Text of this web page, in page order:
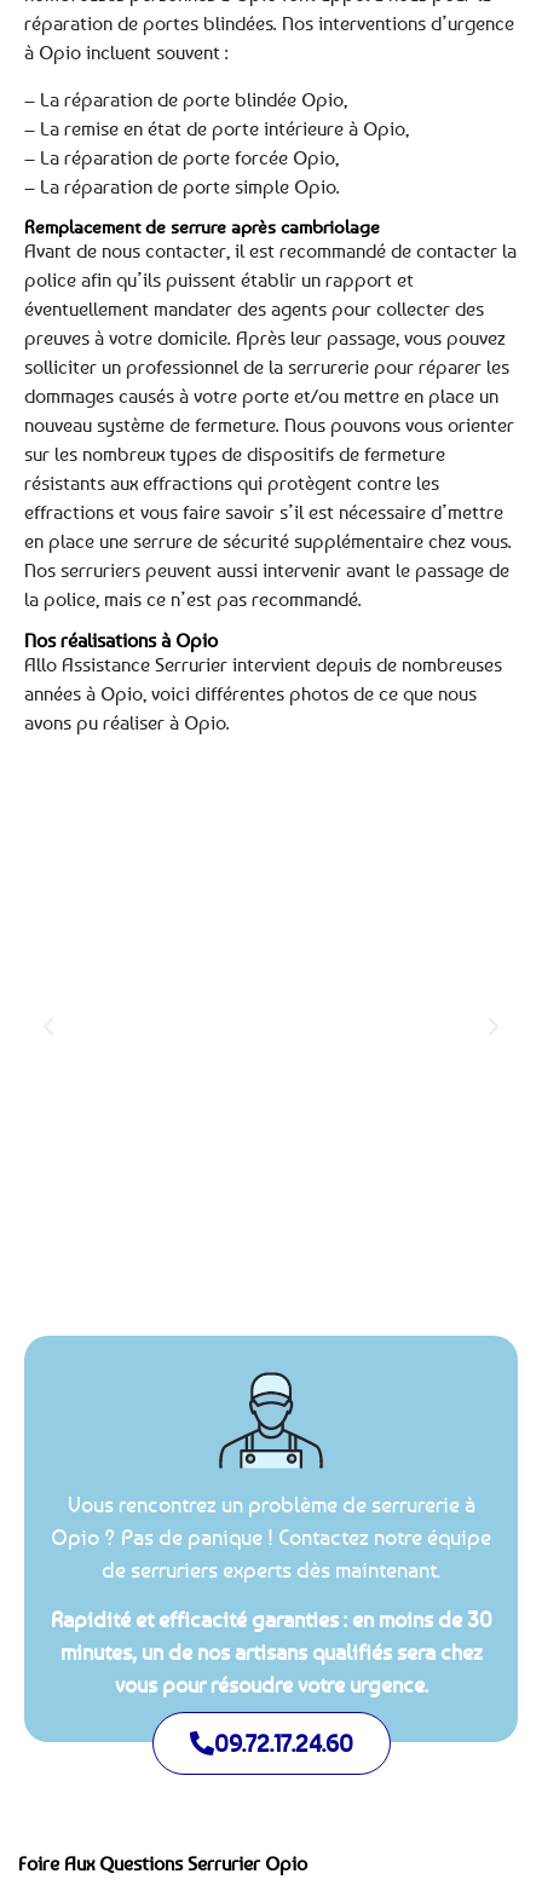
réparation de portes blindées. Nos interventions d’urgence
à Opio incluent souvent :
– La réparation de porte blindée Opio,
– La remise en état de porte intérieure à Opio,
– La réparation de porte forcée Opio,
– La réparation de porte simple Opio.
Remplacement de serrure après cambriolage
Avant de nous contacter, il est recommandé de contacter la
police afin qu’ils puissent établir un rapport et
éventuellement mandater des agents pour collecter des
preuves à votre domicile. Après leur passage, vous pouvez
solliciter un professionnel de la serrurerie pour réparer les
dommages causés à votre porte et/ou mettre en place un
nouveau système de fermeture. Nous pouvons vous orienter
sur les nombreux types de dispositifs de fermeture
résistants aux effractions qui protègent contre les
effractions et vous faire savoir s’il est nécessaire d’mettre
en place une serrure de sécurité supplémentaire chez vous.
Nos serruriers peuvent aussi intervenir avant le passage de
la police, mais ce n’est pas recommandé.
Nos réalisations à Opio
Allo Assistance Serrurier intervient depuis de nombreuses
années à Opio, voici différentes photos de ce que nous
avons pu réaliser à Opio.
Vous rencontrez un problème de serrurerie à
Opio ? Pas de panique ! Contactez notre équipe
de serruriers experts dès maintenant.
Rapidité et efficacité garanties : en moins de 30
minutes, un de nos artisans qualifiés sera chez
vous pour résoudre votre urgence.
09.72.17.24.60
Foire Aux Questions Serrurier Opio